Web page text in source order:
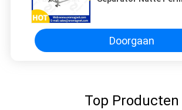
Doorgaan
Top Producten